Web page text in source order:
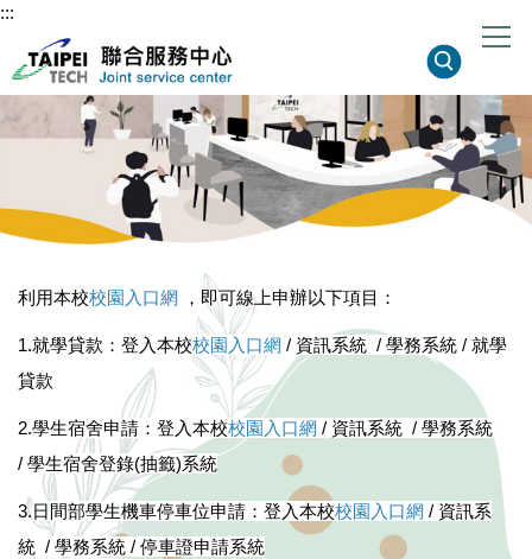
跳
主
要
內
:::
利用本校校園入口網 ， 即可線上申辦以下項目：
1.就學貸款： 登入本校校園入口網 / 資訊系統 / 學務系統 / 就學
貸款
2.學生宿舍申請： 登入本校校園入口網 / 資訊系統 / 學務系統
/ 學生宿舍登錄(抽籤)系統
3.日間部學生機車停車位申請： 登入本校校園入口網 / 資訊系
統 / 學務系統 / 停車證申請系統